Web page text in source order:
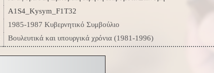
A1S4_Kysym_F1T32
1985-1987 Κυβερνητικό Συμβούλιο
Βουλευτικά και υπουργικά χρόνια (1981-1996)